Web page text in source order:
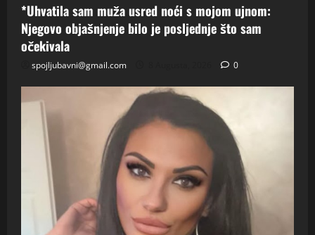
*Uhvatila sam muža usred noći s mojom ujnom:
Njegovo objašnjenje bilo je posljednje što sam
očekivala
spojljubavni@gmail.com 0